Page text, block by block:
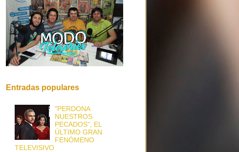
Entradas populares
"PERDONA
NUESTROS
PECADOS", EL
ÚLTIMO GRAN
FENÓMENO
TELEVISIVO